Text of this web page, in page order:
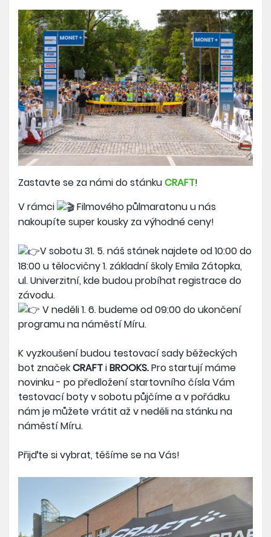
Zastavte se za námi do stánkuCRAFT!
V rámci
Filmového půlmaratonu u nás
nakoupíte super kousky za výhodné ceny!
V sobotu 31. 5. náš stánek najdete od 10:00 do
18:00 u tělocvičny 1. základní školy Emila Zátopka,
ul. Univerzitní, kde budou probíhat registrace do
závodu.
V neděli 1. 6. budeme od 09:00 do ukončení
programu na náměstí Míru.
K vyzkoušení budou testovací sady běžeckých
bot značekCRAFTiBROOKS.Pro startují máme
novinku - po předložení startovního čísla Vám
testovací boty v sobotu půjčíme a v pořádku
nám je můžete vrátit až v neděli na stánku na
náměstí Míru.
Přijďte si vybrat, těšíme se na Vás!